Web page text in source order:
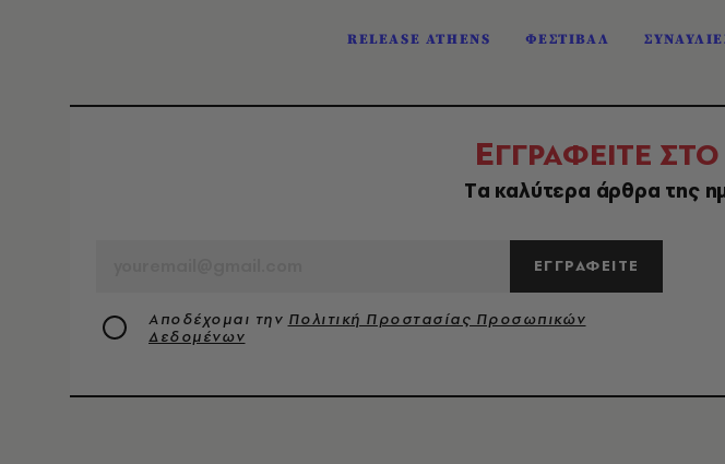
RELEASE ATHENS ΦΕΣΤΙΒΑΛ
ΕΓΓΡΑΦΕΙΤΕ ΣΤΟ
Tα καλύτερα άρθρα της
ΕΓΓΡΑΦΕΙΤΕ
Αποδέχομαι την Πολιτική Προστασίας Προσωπικών
Δεδομένων